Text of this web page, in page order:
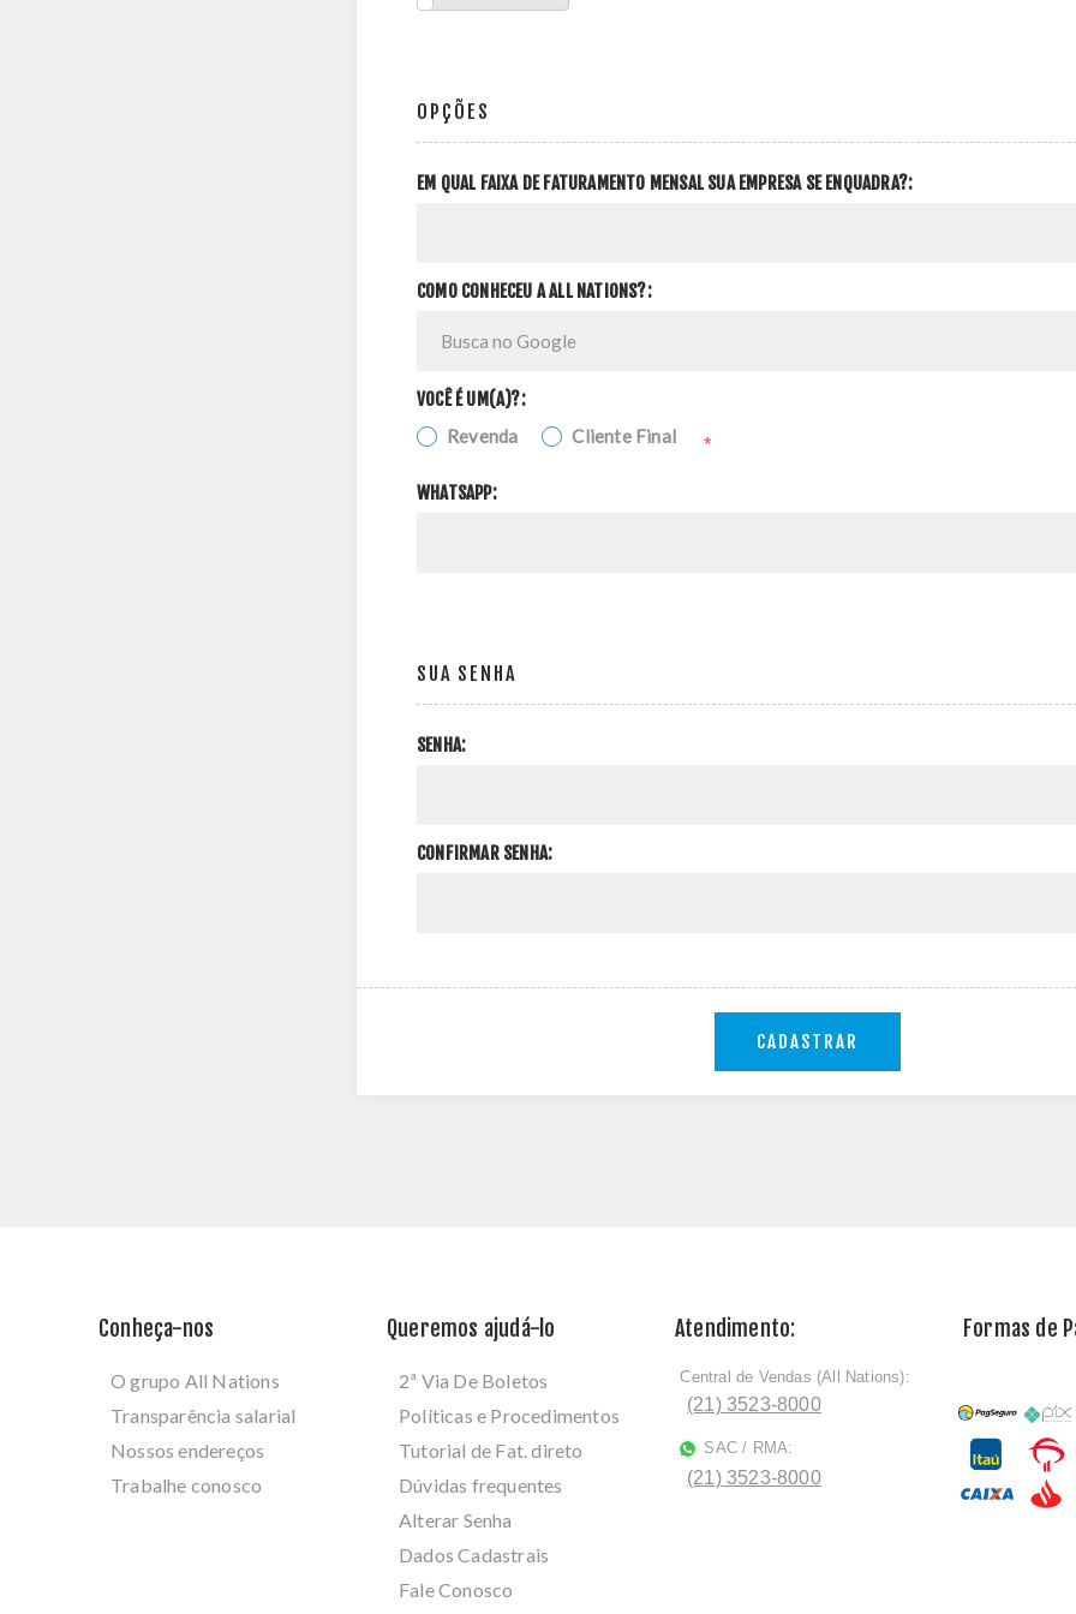
OPÇÕES
EM QUAL FAIXA DE FATURAMENTO MENSAL SUA EMPRESA SE ENQUADRA?:
COMO CONHECEU A ALL NATIONS?:
VOCÊ É UM(A)?:
Revenda Cliente Final *
WHATSAPP:
SUA SENHA
SENHA:
CONFIRMAR SENHA:
CADASTRAR
Conheça-nos
O grupo All Nations
Transparência salarial
Nossos endereços
Trabalhe conosco
Queremos ajudá-lo
2ª Via De Boletos
Políticas e Procedimentos
Tutorial de Fat. direto
Dúvidas frequentes
Alterar Senha
Dados Cadastrais
Fale Conosco
Atendimento:
ﾠCentral de Vendas (All Nations):
(21) 3523-8000
SAC / RMA:
(21) 3523-8000
Formas de